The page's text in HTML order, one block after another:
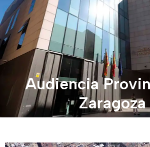
Audiencia
Zaragoza